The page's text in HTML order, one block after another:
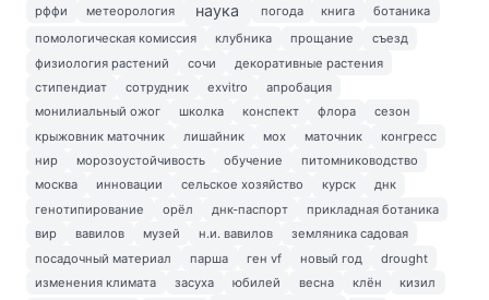
рффи
метеорология наука погода книга
ботаника
помологическая комиссия
клубника прощание
съезд
физиология растений
сочи
декоративные растения
стипендиат
сотрудник exvitro
апробация
монилиальный ожог
школка конспект флора
сезон
крыжовник маточник
лишайник мох маточник
конгресс
нир
морозоустойчивость обучение
питомниководство
москва
инновации сельское хозяйство курск
днк
генотипирование
орёл днк-паспорт
прикладная ботаника
вир
вавилов музей н.и. вавилов
земляника садовая
посадочный материал
парша ген vf новый год
drought
изменения климата
засуха юбилей весна клён
кизил